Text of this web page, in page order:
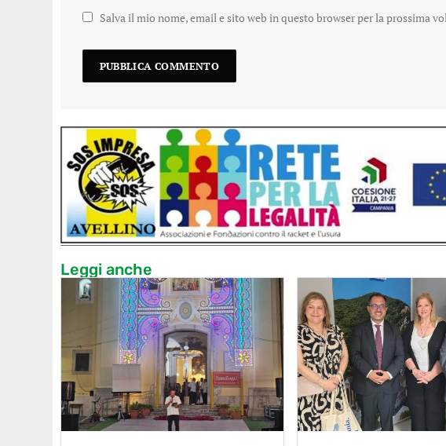
Salva il mio nome, email e sito web in questo browser per la prossima
Leggi anche